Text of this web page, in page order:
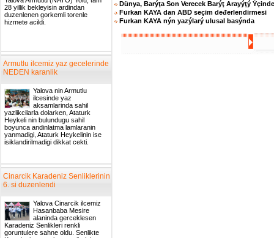
28 yillik bekleyisin ardindan
duzenlenen gorkemli torenle
hizmete acildi.
Armutlu ilcemiz yaz gecelerinde
NEDEN karanlik
Yalova nin Armutlu
ilcesinde yaz
aksamlarinda sahil
yazlikcilarla dolarken, Ataturk
Heykeli nin bulundugu sahil
boyunca andinlatma lamlaranin
yanmadigi, Ataturk Heykelinin ise
isiklandirilmadigi dikkat cekti.
Cinarcik Karadeniz Senliklerinin
6. si duzenlendi
Yalova Cinarcik ilcemiz
Hasanbaba Mesire
alaninda gerceklesen
Karadeniz Senlikleri renkli
goruntulere sahne oldu. Senlikte
Dünya, Barýţa Son Verecek Barýţ Arayýţý Ýçinde
Furkan KAYA dan ABD seçim deđerlendirmesi
Furkan KAYA nýn yazýlarý ulusal basýnda